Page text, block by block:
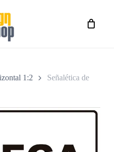
Close
Cart
1:2
Señalética de